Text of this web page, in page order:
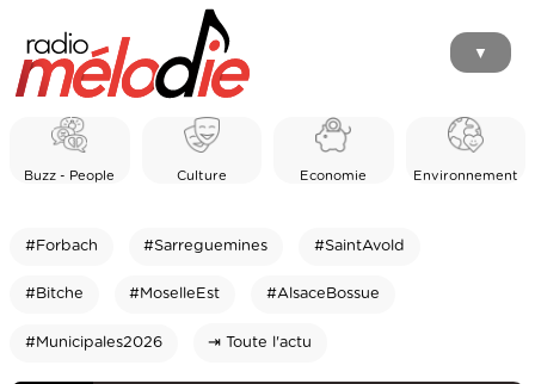
▼
Buzz - People Culture Economie Environnement
#Forbach #Sarreguemines #SaintAvold
#Bitche #MoselleEst #AlsaceBossue
#Municipales2026 ⇥ Toute l'actu